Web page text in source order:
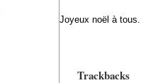
Joyeux noël à tous.
Trackbacks